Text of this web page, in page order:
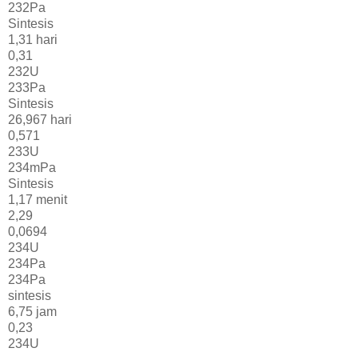
232Pa
Sintesis
1,31 hari
0,31
232U
233Pa
Sintesis
26,967 hari
0,571
233U
234mPa
Sintesis
1,17 menit
2,29
0,0694
234U
234Pa
234Pa
sintesis
6,75 jam
0,23
234U